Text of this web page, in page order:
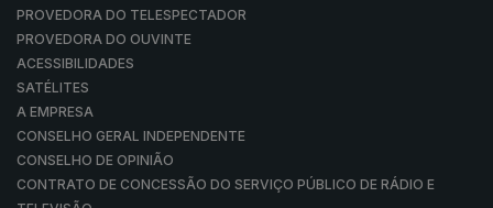
PROVEDORA DO TELESPECTADOR
PROVEDORA DO OUVINTE
ACESSIBILIDADES
SATÉLITES
A EMPRESA
CONSELHO GERAL INDEPENDENTE
CONSELHO DE OPINIÃO
CONTRATO DE CONCESSÃO DO SERVIÇO PÚBLICO DE RÁDIO E